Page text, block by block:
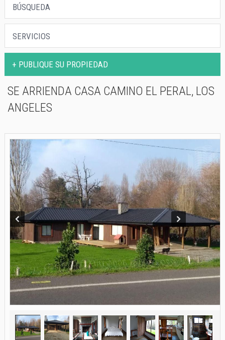
NOSOTROS
SERVICIOS
BÚSQUEDA
SERVICIOS
+ PUBLIQUE SU PROPIEDAD
SE ARRIENDA CASA CAMINO EL PERAL, LOS
ANGELES
Prev Next